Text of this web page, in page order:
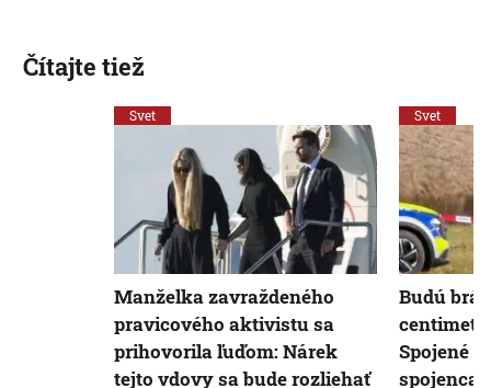
Čítajte tiež
Svet
Manželka zavraždeného
pravicového aktivistu sa
prihovorila ľuďom: Nárek
tejto vdovy sa bude rozliehať
Svet
Budú
Spojené